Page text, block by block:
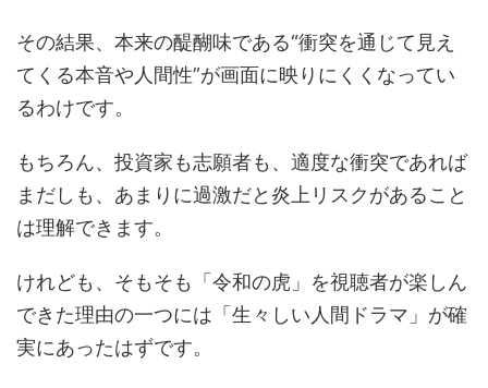
その結果、本来の醍醐味である“衝突を通じて見え
てくる本音や人間性”が画面に映りにくくなってい
るわけです。
もちろん、投資家も志願者も、適度な衝突であれば
まだしも、あまりに過激だと炎上リスクがあること
は理解できます。
けれども、そもそも「令和の虎」を視聴者が楽しん
できた理由の一つには「生々しい人間ドラマ」が確
実にあったはずです。